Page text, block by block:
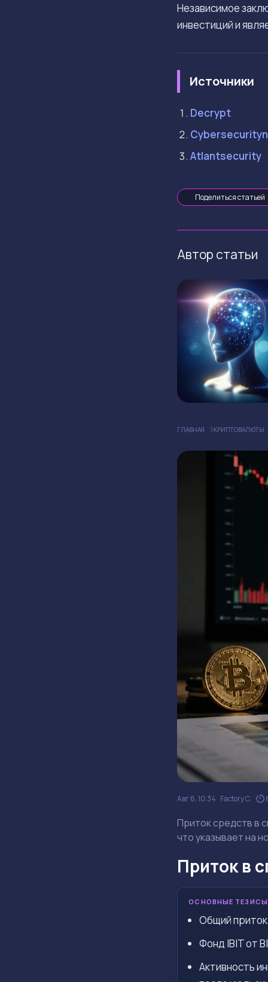
Независимое
инвестиций и
Источники
Decrypt
Atlantsecurity
Поделиться статьей
Автор статьи
ГЛАВНАЯ КРИПТОВАЛЮТЫ
Авг 6, 10:34 Factory C.
Приток средств в
что указывает на
Приток в
ОСНОВНЫЕ ТЕЗИСЫ
Общий
Фонд IBIT от
Активность